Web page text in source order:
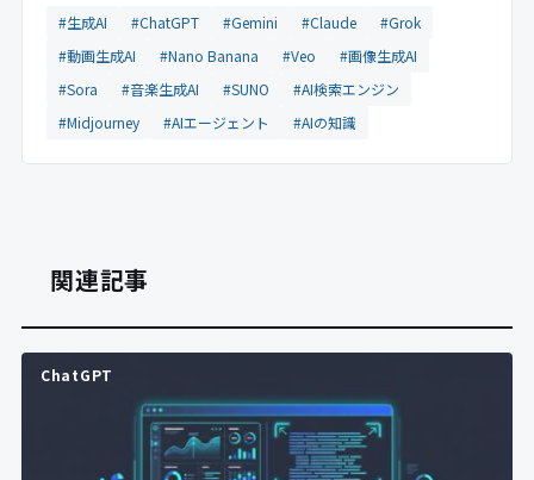
#生成AI #ChatGPT #Gemini #Claude
#Grok
#動画生成AI
#Nano Banana #Veo
#画像生成AI
#Sora
#音楽生成AI #SUNO
#AI検索エンジン
#Midjourney
#AIエージェント #AIの知識
関連記事
ChatGPT